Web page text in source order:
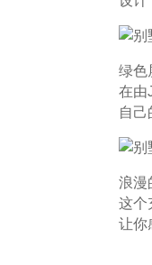
绿色
在由
自己
浪漫
这个
让你